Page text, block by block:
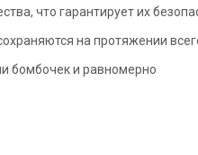
что гарантирует их
на протяжении
бомбочек и равномерно